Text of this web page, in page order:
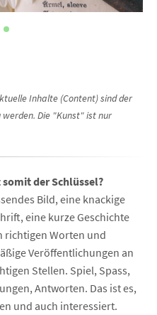
Inhalte (Content) sind der
Die "Kunst" ist nur
somit der Schlüssel?
Bild, eine knackige
eine kurze Geschichte
richtigen Worten und
Veröffentlichungen an
Stellen. Spiel, Spass,
Antworten. Das ist es,
und auch interessiert.